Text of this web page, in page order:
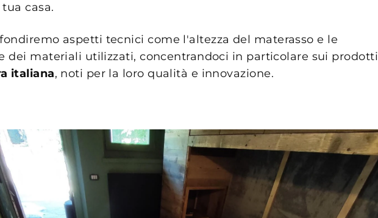
casa.
aspetti tecnici come l'altezza del materasso e le
dei materiali utilizzati, concentrandoci in particolare sui prodotti
italiana, noti per la loro qualità e innovazione.